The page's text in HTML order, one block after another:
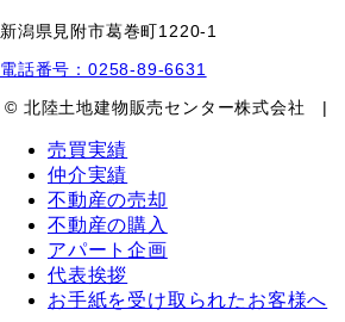
新潟県見附市葛巻町1220-1
電話番号：0258-89-6631
© 北陸土地建物販売センター株式会社 |
売買実績
仲介実績
不動産の売却
不動産の購入
アパート企画
代表挨拶
お手紙を受け取られたお客様へ